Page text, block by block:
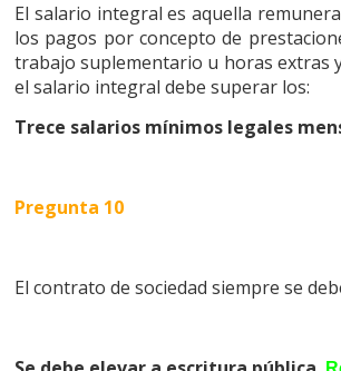
El salario integral es aquella
los pagos por concepto de
trabajo suplementario u horas extras
el salario integral debe superar los:
Trece salarios mínimos legales
Pregunta 10
El contrato de sociedad siempre se debe